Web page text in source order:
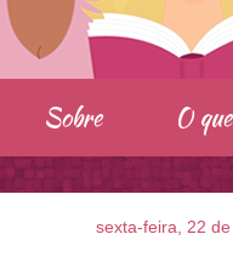
Sobre O
sexta-feira, 22